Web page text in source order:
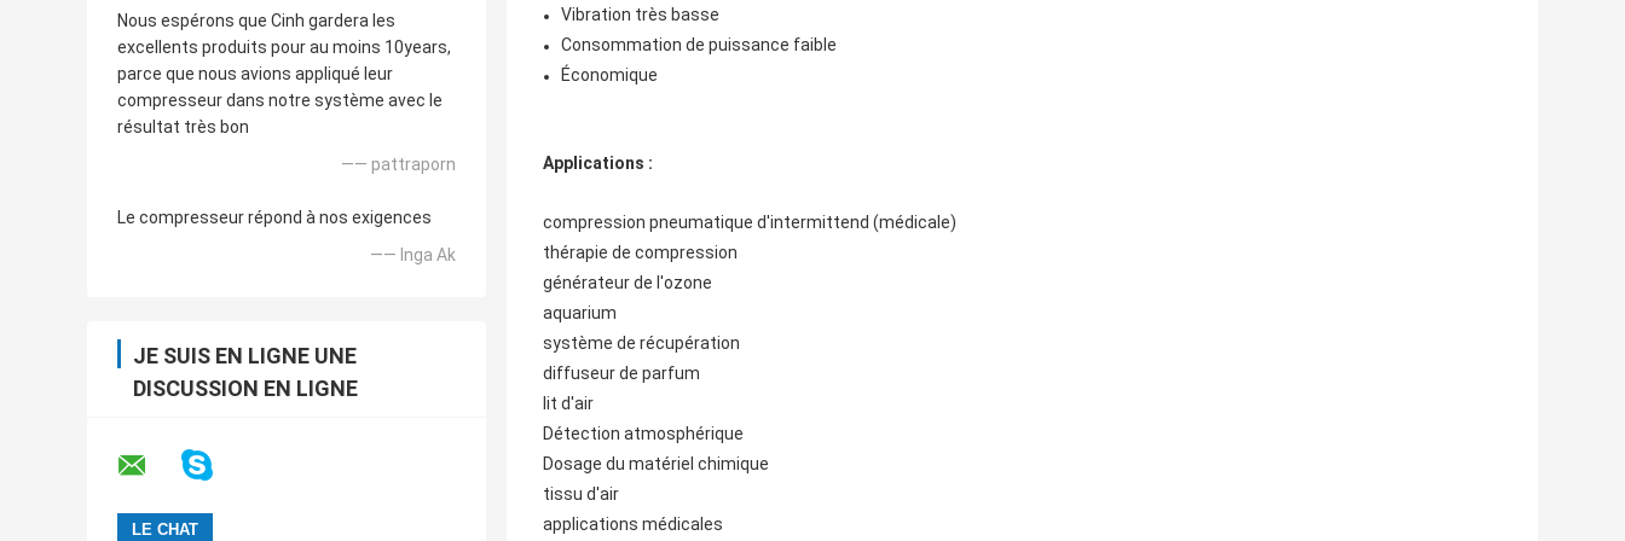
Nous espérons que Cinh gardera les
excellents produits pour au moins 10years,
parce que nous avions appliqué leur
compresseur dans notre système avec le
résultat très bon
—— pattraporn
Le compresseur répond à nos exigences
—— Inga Ak
JE SUIS EN LIGNE UNE
DISCUSSION EN LIGNE
Vibration très basse
Consommation de puissance faible
Économique
Applications :
compression pneumatique d'intermittend (médicale)
thérapie de compression
générateur de l'ozone
aquarium
système de récupération
diffuseur de parfum
lit d'air
Détection atmosphérique
Dosage du matériel chimique
tissu d'air
applications médicales